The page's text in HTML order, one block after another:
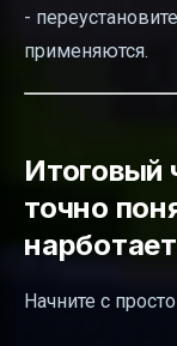
-
применяются.
Итоговый
точно
Начните с